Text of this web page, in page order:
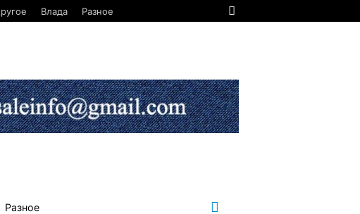
Влада Разное
Разное